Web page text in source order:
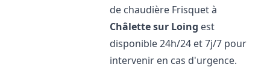
de chaudière Frisquet à
Châlette sur Loing est
disponible 24h/24 et 7j/7 pour
intervenir en cas d'urgence.